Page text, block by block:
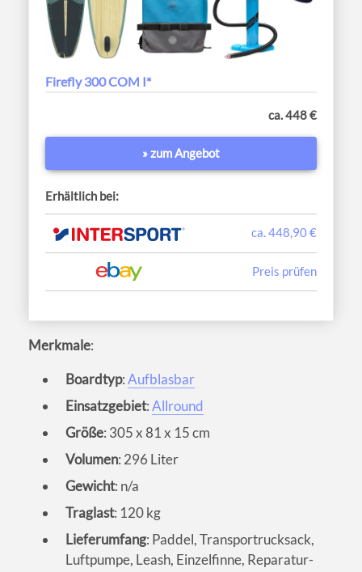
Firefly 300 COM I*
ca. 448 €
» zum Angebot
Erhältlich bei:
ca. 448,90 €
Preis prüfen
Merkmale:
Boardtyp:Aufblasbar
Einsatzgebiet:Allround
Größe: 305 x 81 x 15 cm
Volumen: 296 Liter
Gewicht: n/a
Traglast: 120 kg
Lieferumfang: Paddel, Transportrucksack,
Luftpumpe, Leash, Einzelfinne, Reparatur-